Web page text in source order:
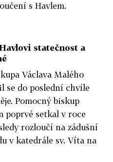
s Havlem.
statečnost a
Václava Malého
se do poslední chvíle
Pomocný biskup
poprvé setkal v roce
rozloučí na zádušní
v katedrále sv. Víta na